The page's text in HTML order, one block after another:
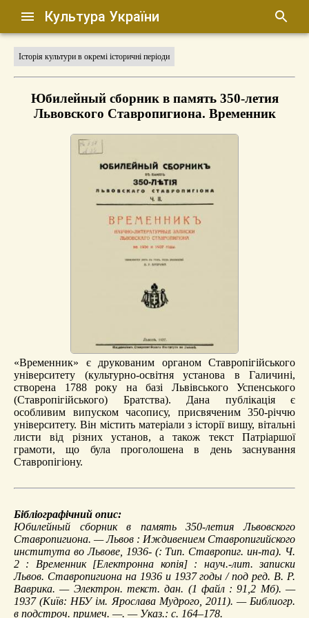
Культура України
Історія культури в окремі історичні періоди
Юбилейный сборник в память 350-летия
Львовского Ставропигиона. Временник
«Временник» є друкованим органом Ставропігійського
університету (культурно-освітня установа в Галичині,
створена 1788 року на базі Львівського Успенського
(Ставропігійського) Братства). Дана публікація є
особливим випуском часопису, присвяченим 350-річчю
університету. Він містить матеріали з історії вишу, вітальні
листи від різних установ, а також текст Патріаршої
грамоти, що була проголошена в день заснування
Ставропігіону.
Бібліографічний опис:
Юбилейный сборник в память 350-летия Львовского
Ставропигиона. — Львов : Иждивением Ставропигийского
института во Львове, 1936- (: Тип. Ставропиг. ин-та). Ч.
2 : Временник[Електронна копія] : науч.-лит. записки
Львов. Ставропигиона на 1936 и 1937 годы / под ред. В. Р.
Ваврика. — Электрон. текст. дан. (1 файл : 91,2 Мб). —
1937 (Київ: НБУ ім. Ярослава Мудрого, 2011). — Библиогр.
в подстроч. примеч. —. — Указ.: с. 164–178.